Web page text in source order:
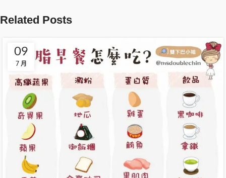
Related Posts
09
7 月